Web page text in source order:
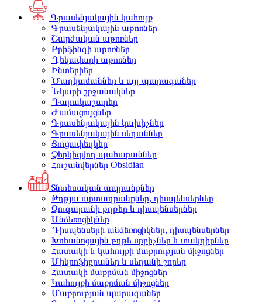
Գրասենյակային կահույք
Գրասենյակային աթոռներ
Շարժական աթոռներ
Բրիֆինգի աթոռներ
Ղեկավարի աթոռներ
Ինտերիեր
Ծաղկամաններ և այլ պարագաներ
Նկարի շրջանակներ
Դարակաշարեր
Ժամացույցներ
Գրասենյակային կախիչներ
Գրասենյակային սեղաններ
Ցուցափեղկեր
Չհրկիզվող պահարաններ
Հուշանվերներ Obsidian
Տնտեսական ապրանքներ
Թղթյա արտադրանքներ, դիսպենսերներ
Զուգարանի թղթեր և դիսպենսերներ
Անձեռոցիկներ
Դիսպենսերի անձեռոցիկներ, դիսպենսերներ
Խոհանոցային թղթե սրբիչներ և տակդիրներ
Հատակի և կահույքի մաքրության միջոցներ
Միկրոֆիբրաներ և սեղանի շորեր
Հատակի մաքրման միջոցներ
Կահույքի մաքրման միջոցներ
Մաքրության պարագաներ